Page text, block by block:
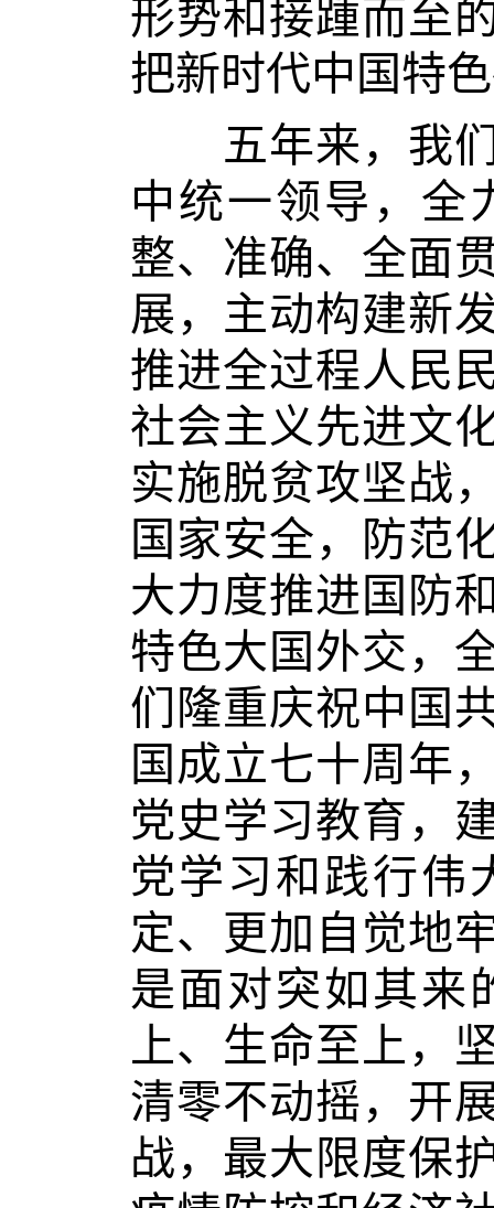
形势和接踵而至
把新时代中国特
五年来，我们
中统一领导，全
整、准确、全面
展，主动构建新
推进全过程人民
社会主义先进文
实施脱贫攻坚战
国家安全，防范
大力度推进国防
特色大国外交，
们隆重庆祝中国
国成立七十周年
党史学习教育，
党学习和践行伟
定、更加自觉地
是面对突如其来
上、生命至上，
清零不动摇，开
战，最大限度保